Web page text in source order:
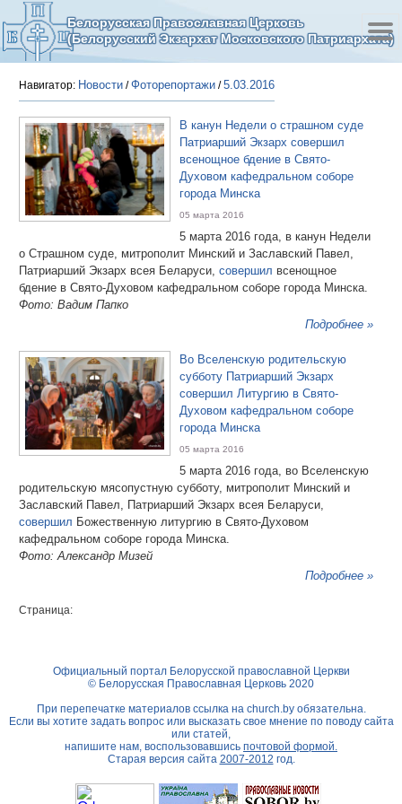
Белорусская Православная Церковь
(Белорусский Экзархат Московского Патриархата)
Навигатор: Новости /Фоторепортажи /5.03.2016
В канун Недели о страшном суде
Патриарший Экзарх совершил
всенощное бдение в Свято-
Духовом кафедральном соборе
города Минска
05 марта 2016
5 марта 2016 года, в канун Недели
о Страшном суде, митрополит Минский и Заславский Павел,
Патриарший Экзарх всея Беларуси, совершил всенощное
бдение в Свято-Духовом кафедральном соборе города Минска.
Фото: Вадим Папко
Подробнее »
Во Вселенскую родительскую
субботу Патриарший Экзарх
совершил Литургию в Свято-
Духовом кафедральном соборе
города Минска
05 марта 2016
5 марта 2016 года, во Вселенскую
родительскую мясопустную субботу, митрополит Минский и
Заславский Павел, Патриарший Экзарх всея Беларуси,
совершил Божественную литургию в Свято-Духовом
кафедральном соборе города Минска.
Фото: Александр Мизей
Подробнее »
Страница:
Официальный портал Белорусской православной Церкви
© Белорусская Православная Церковь 2020
При перепечатке материалов ссылка на church.byобязательна.
Если вы хотите задать вопрос или высказать свое мнение по поводу сайта
или статей,
напишите нам, воспользовавшись почтовой формой.
Старая версия сайта 2007-2012 год.